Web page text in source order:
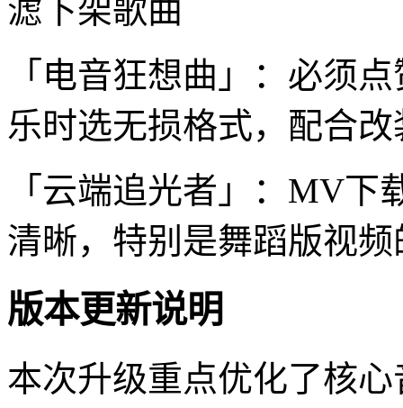
滤下架歌曲
「电音狂想曲」：必须
乐时选无损格式，配合
「云端追光者」：MV
清晰，特别是舞蹈版视
版本更新说明
本次升级重点优化了核